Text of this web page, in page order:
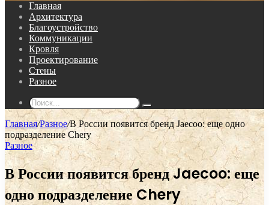
Главная
Архитектура
Благоустройство
Коммуникации
Кровля
Проектирование
Стены
Разное
Поиск...
Главная/Разное/В России появится бренд Jaecoo: еще одно
подразделение Chery
Разное
В России появится бренд Jaecoo: еще
одно подразделение Chery